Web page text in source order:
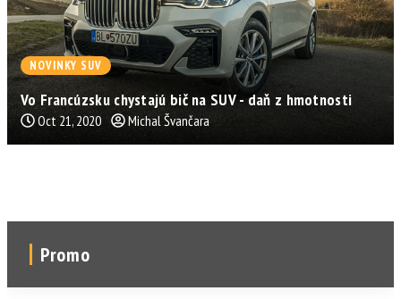
NOVINKY SUV
Vo Francúzsku chystajú bič na SUV - daň z hmotnosti
Oct 21, 2020 Michal Švančara
Promo